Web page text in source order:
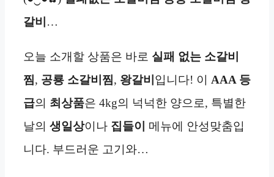
갈비 …
오늘 소개할 상품은 바로 실패 없는 소갈비
찜, 공룡 소갈비찜, 왕갈비 입니다! 이 AAA 등
급의 최상품은 4kg의 넉넉한 양으로, 특별한
날의 생일상이나 집들이
메뉴에 안성맞춤입
니다. 부드러운 고기와…